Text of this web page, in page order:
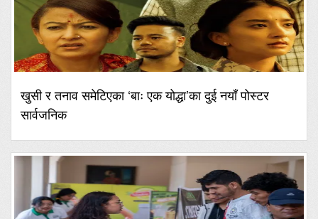
खुसी र तनाव समेटिएका ‘बाः एक योद्धा’का दुई नयाँ पोस्टर
सार्वजनिक